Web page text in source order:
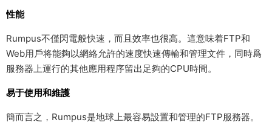
性能
Rumpus不僅閃電般快速，而且效率也很高。這意味着FTP和
Web用戶将能夠以網絡允許的速度快速傳輸和管理文件，同時爲
服務器上運行的其他應用程序留出足夠的CPU時間。
易于使用和維護
簡而言之，Rumpus是地球上最容易設置和管理的FTP服務器。